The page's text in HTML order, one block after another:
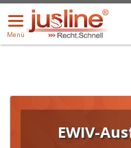
Menü
öffnen/schließen
Menü
ALLE DROPDOWN:
EWIV-